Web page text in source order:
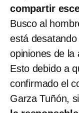
compartir
Busco al
está
opiniones de la
Esto debido a
confirmado el
Garza Tuñón,